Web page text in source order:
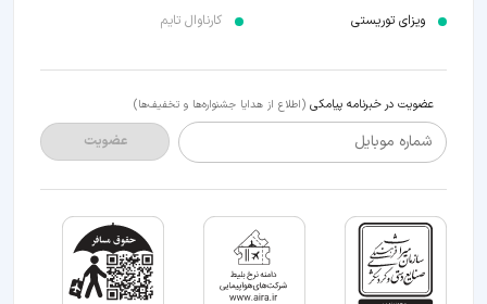
ویزای توریستی
کارناوال تایم
عضویت در خبرنامه پیامکی (اطلاع از هدایا جشنواره‌ها و تخفیف‌ها)
شماره موبایل عضویت